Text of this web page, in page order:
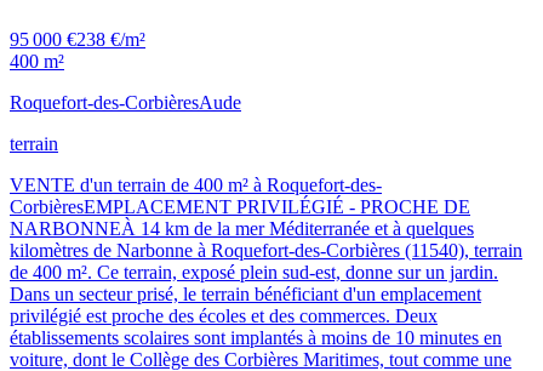
95 000 €238 €/m²
400 m²
Roquefort-des-CorbièresAude
terrain
VENTE d'un terrain de 400 m² à Roquefort-des-
CorbièresEMPLACEMENT PRIVILÉGIÉ - PROCHE DE
NARBONNEÀ 14 km de la mer Méditerranée et à quelques
kilomètres de Narbonne à Roquefort-des-Corbières (11540), terrain
de 400 m². Ce terrain, exposé plein sud-est, donne sur un jardin.
Dans un secteur prisé, le terrain bénéficiant d'un emplacement
privilégié est proche des écoles et des commerces. Deux
établissements scolaires sont implantés à moins de 10 minutes en
voiture, dont le Collège des Corbières Maritimes, tout comme une